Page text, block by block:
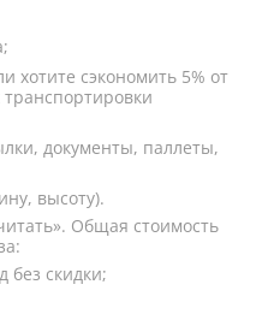
хотите сэкономить 5% от
документы, паллеты,
высоту).
Общая стоимость
без скидки;